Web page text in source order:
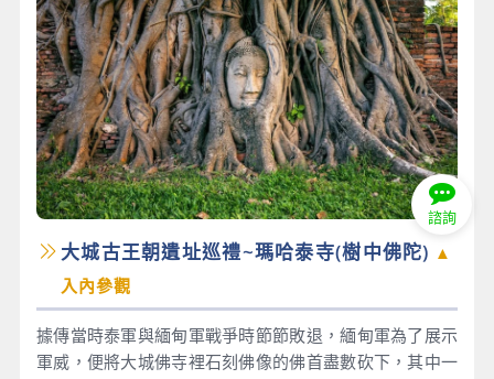
大城古王朝遺址巡禮~瑪哈泰寺(樹中佛陀) ▲
入內參觀
據傳當時泰軍與緬甸軍戰爭時節節敗退，緬甸軍為了展示
軍威，便將大城佛寺裡石刻佛像的佛首盡數砍下，其中一
諮詢